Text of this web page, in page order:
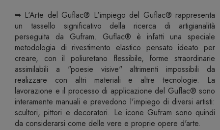
➥ L'Arte del Guflac® L'impiego del Guflac® rappresenta
un tassello significativo della ricerca di artigianalità
perseguita da Gufram. Guflac® è infatti una speciale
metodologia di rivestimento elastico pensato ideato per
creare, con il poliuretano flessibile, forme straordinarie
assimilabili a "poesie visive" altrimenti impossibili da
realizzare con altri materiali e altre tecnologie. La
lavorazione e il processo di applicazione del Guflac® sono
interamente manuali e prevedono l'impiego di diversi artisti:
scultori, pittori e decoratori. Le icone Gufram sono quindi
da considerarsi come delle vere e proprie opere d'arte.